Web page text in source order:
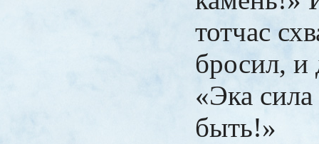
тотчас
бросил, и
«Эка
быть!»